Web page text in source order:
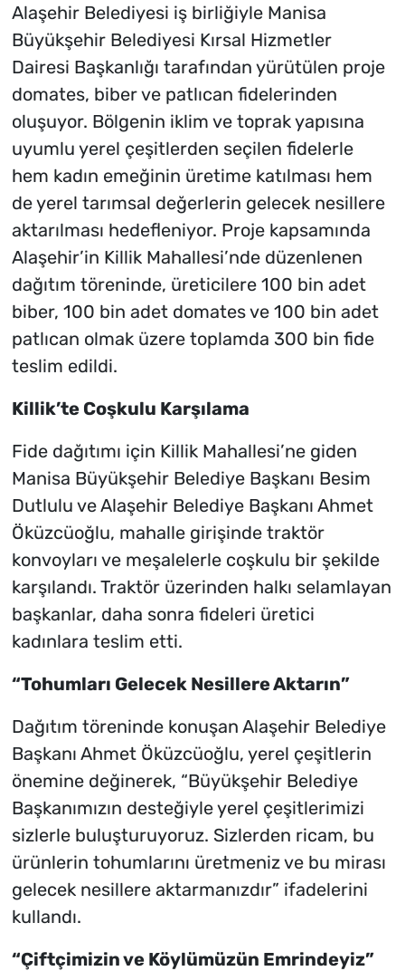
Alaşehir Belediyesi iş birliğiyle Manisa
Büyükşehir Belediyesi Kırsal Hizmetler
Dairesi Başkanlığı tarafından yürütülen proje
domates, biber ve patlıcan fidelerinden
oluşuyor. Bölgenin iklim ve toprak yapısına
uyumlu yerel çeşitlerden seçilen fidelerle
hem kadın emeğinin üretime katılması hem
de yerel tarımsal değerlerin gelecek nesillere
aktarılması hedefleniyor. Proje kapsamında
Alaşehir’in Killik Mahallesi’nde düzenlenen
dağıtım töreninde, üreticilere 100 bin adet
biber, 100 bin adet domates ve 100 bin adet
patlıcan olmak üzere toplamda 300 bin fide
teslim edildi.
Killik’te Coşkulu Karşılama
Fide dağıtımı için Killik Mahallesi’ne giden
Manisa Büyükşehir Belediye Başkanı Besim
Dutlulu ve Alaşehir Belediye Başkanı Ahmet
Öküzcüoğlu, mahalle girişinde traktör
konvoyları ve meşalelerle coşkulu bir şekilde
karşılandı. Traktör üzerinden halkı selamlayan
başkanlar, daha sonra fideleri üretici
kadınlara teslim etti.
“Tohumları Gelecek Nesillere Aktarın”
Dağıtım töreninde konuşan Alaşehir Belediye
Başkanı Ahmet Öküzcüoğlu, yerel çeşitlerin
önemine değinerek, “Büyükşehir Belediye
Başkanımızın desteğiyle yerel çeşitlerimizi
sizlerle buluşturuyoruz. Sizlerden ricam, bu
ürünlerin tohumlarını üretmeniz ve bu mirası
gelecek nesillere aktarmanızdır” ifadelerini
kullandı.
“Çiftçimizin ve Köylümüzün Emrindeyiz”